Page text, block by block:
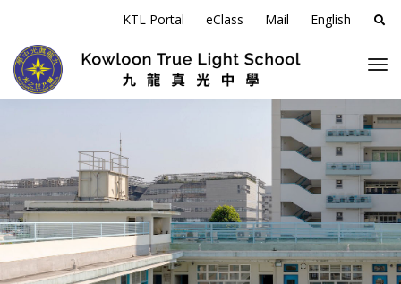
KTL Portal eClass Mail English
搜
尋
關
於